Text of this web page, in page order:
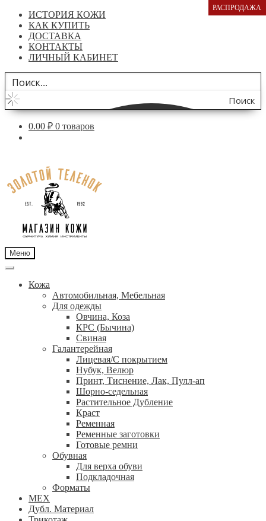
ИСТОРИЯ КОЖИ
КАК КУПИТЬ
ДОСТАВКА
КОНТАКТЫ
ЛИЧНЫЙ КАБИНЕТ
Поиск
по
0.00 ₽ 0 товаров
навигации
содержимому
Меню
Кожа
Автомобильная, Мебельная
Для одежды
Овчина, Коза
КРС (Бычина)
Свиная
Галантерейная
Лицевая/С покрытием
Нубук, Велюр
Принт, Тиснение, Лак, Пулл-ап
Шорно-седельная
Растительное Дубление
Краст
Ременная
Ременные заготовки
Готовые ремни
Обувная
Для верха обуви
Подкладочная
Форматы
МЕХ
Дубл. Материал
РАСПРОДАЖА